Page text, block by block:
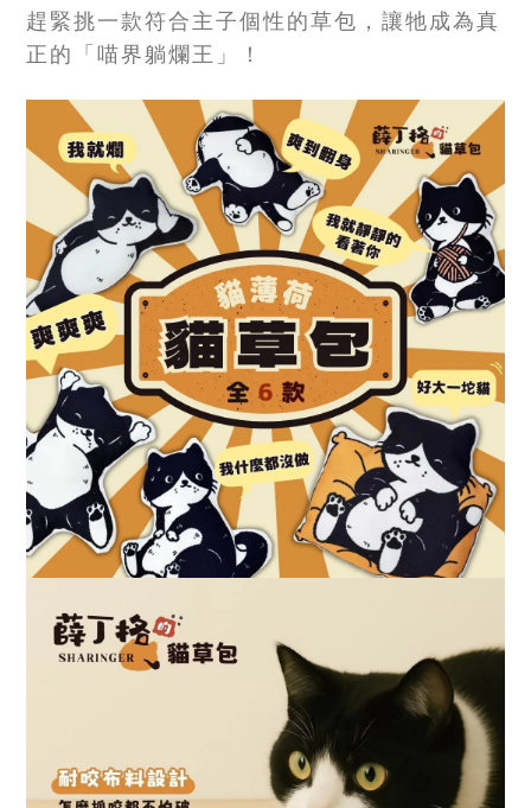
趕緊挑一款符合主子個性的草包，讓牠成為真
正的「喵界躺爛王」！